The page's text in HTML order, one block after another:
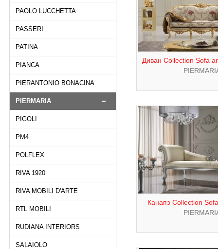
PAOLO LUCCHETTA
PASSERI
PATINA
PIANCA
PIERANTONIO BONACINA
PIERMARIA
PIGOLI
PM4
POLFLEX
RIVA 1920
RIVA MOBILI D'ARTE
RTL MOBILI
RUDIANA INTERIORS
SALAIOLO
Диван Collection Sofa
Канапэ Collection